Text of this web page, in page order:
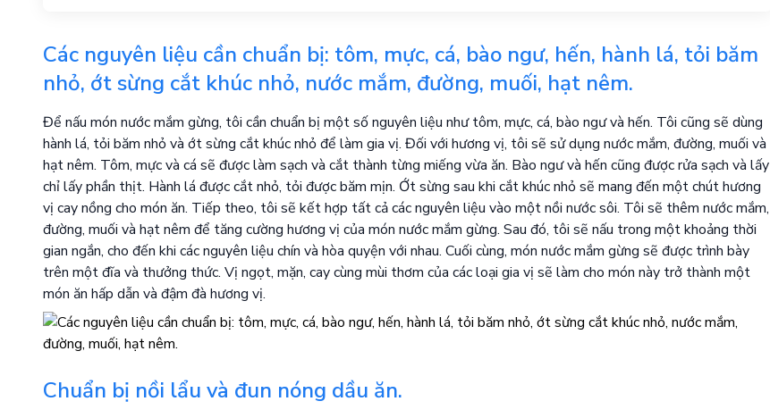
Các nguyên liệu cần chuẩn bị: tôm, mực, cá, bào ngư, hến, hành lá, tỏi băm
nhỏ, ớt sừng cắt khúc nhỏ, nước mắm, đường, muối, hạt nêm.
Để nấu món nước mắm gừng, tôi cần chuẩn bị một số nguyên liệu như tôm, mực, cá, bào ngư và hến. Tôi cũng sẽ dùng
hành lá, tỏi băm nhỏ và ớt sừng cắt khúc nhỏ để làm gia vị. Đối với hương vị, tôi sẽ sử dụng nước mắm, đường, muối và
hạt nêm. Tôm, mực và cá sẽ được làm sạch và cắt thành từng miếng vừa ăn. Bào ngư và hến cũng được rửa sạch và lấy
chỉ lấy phần thịt. Hành lá được cắt nhỏ, tỏi được băm mịn. Ớt sừng sau khi cắt khúc nhỏ sẽ mang đến một chút hương
vị cay nồng cho món ăn. Tiếp theo, tôi sẽ kết hợp tất cả các nguyên liệu vào một nồi nước sôi. Tôi sẽ thêm nước mắm,
đường, muối và hạt nêm để tăng cường hương vị của món nước mắm gừng. Sau đó, tôi sẽ nấu trong một khoảng thời
gian ngắn, cho đến khi các nguyên liệu chín và hòa quyện với nhau. Cuối cùng, món nước mắm gừng sẽ được trình bày
trên một đĩa và thưởng thức. Vị ngọt, mặn, cay cùng mùi thơm của các loại gia vị sẽ làm cho món này trở thành một
món ăn hấp dẫn và đậm đà hương vị.
Chuẩn bị nồi lẩu và đun nóng dầu ăn.